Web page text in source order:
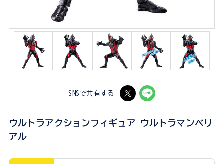
SNSで共有する
ウルトラアクションフィギュア ウルトラマンベリ
アル